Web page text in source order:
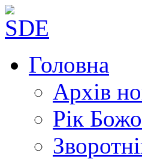
Головна
Архів
Рік